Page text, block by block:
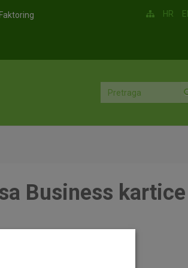
Faktoring HR
Business kartice